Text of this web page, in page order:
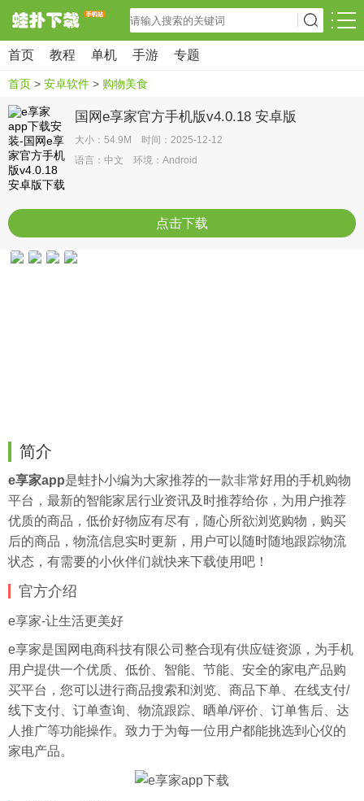
首页 教程 单机 手游 专题
首页 > 安卓软件 > 购物美食
国网e享家官方手机版v4.0.18 安卓版
大小：54.9M 时间：2025-12-12
语言：中文 环境：Android
点击下载
简介
e享家app是蛙扑小编为大家推荐的一款非常好用的手机购物
平台，最新的智能家居行业资讯及时推荐给你，为用户推荐
优质的商品，低价好物应有尽有，随心所欲浏览购物，购买
后的商品，物流信息实时更新，用户可以随时随地跟踪物流
状态，有需要的小伙伴们就快来下载使用吧！
官方介绍
e享家-让生活更美好
e享家是国网电商科技有限公司整合现有供应链资源，为手机
用户提供一个优质、低价、智能、节能、安全的家电产品购
买平台，您可以进行商品搜索和浏览、商品下单、在线支付/
线下支付、订单查询、物流跟踪、晒单/评价、订单售后、达
人推广等功能操作。致力于为每一位用户都能挑选到心仪的
家电产品。